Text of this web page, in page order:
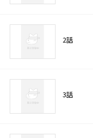
2話
3話